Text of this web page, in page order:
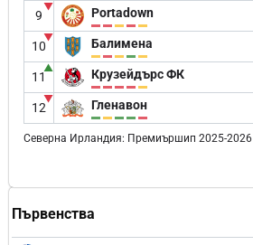
Първенства
9
▼ Portadown
10
▼ Балимена
11
▲ Крузейдърс ФК
12
▼ Гленавон
Северна Ирландия: Премиършип 2025-2026